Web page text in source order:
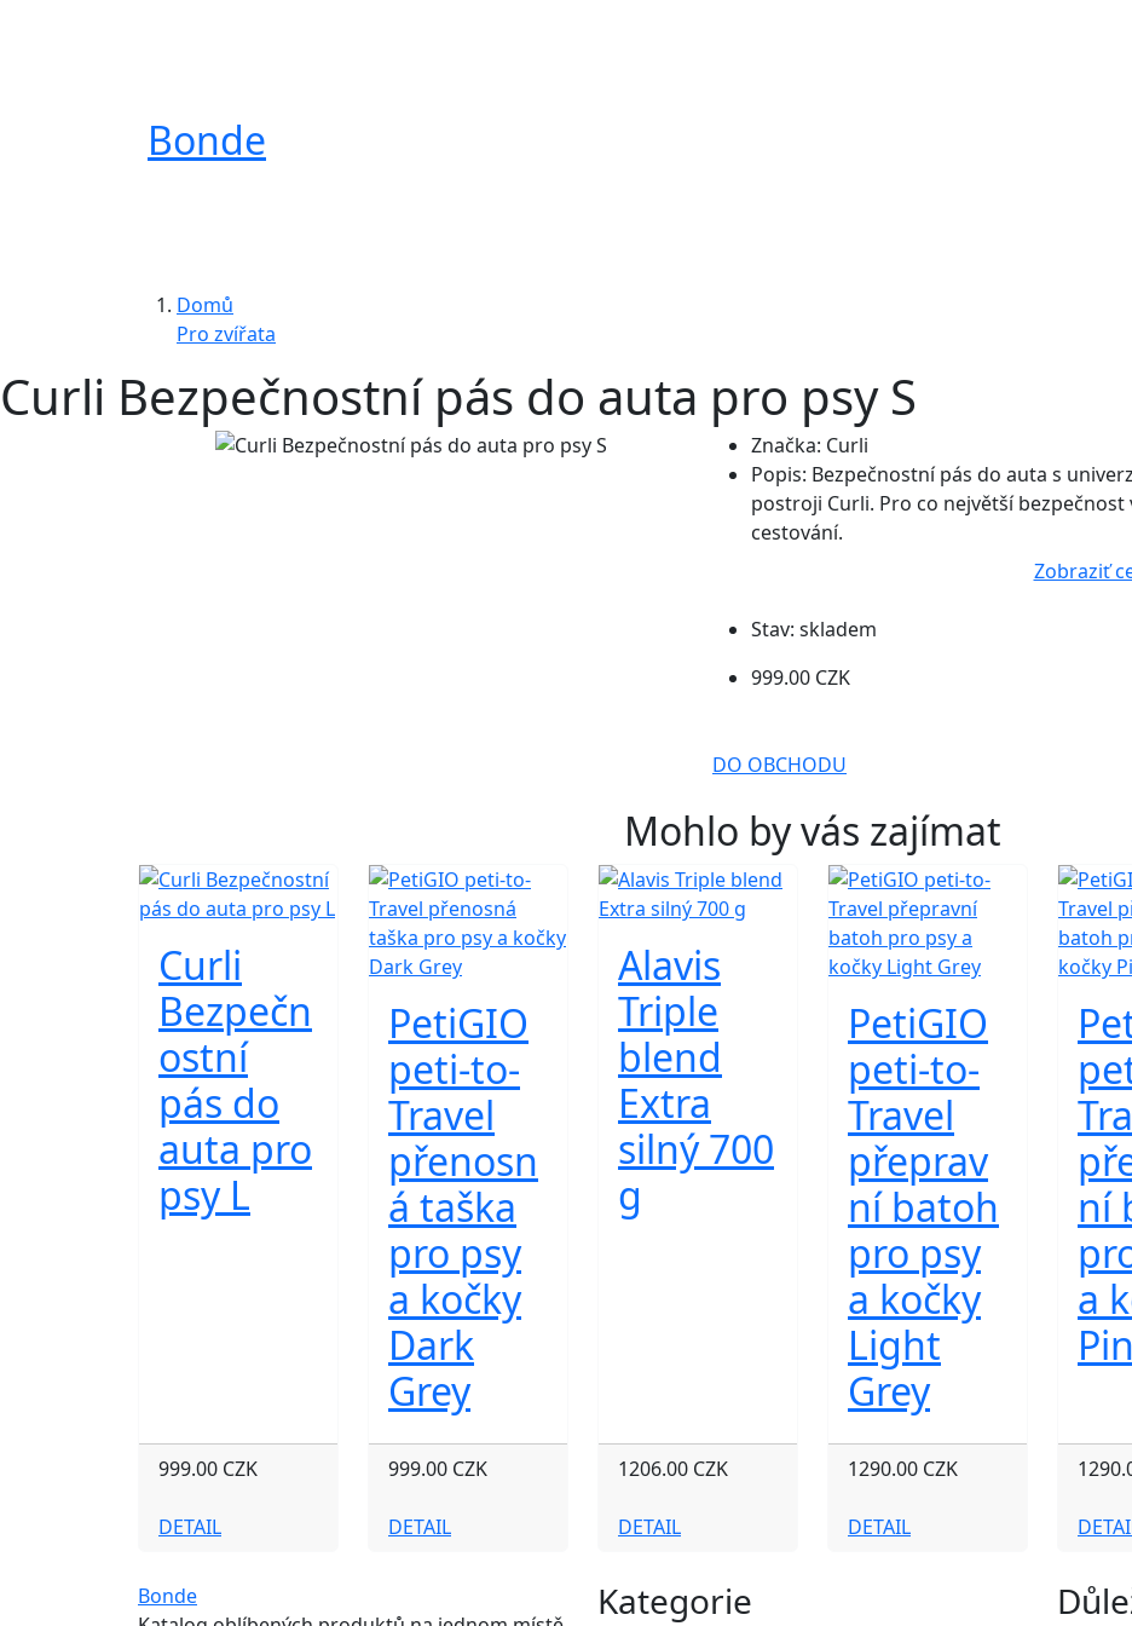
Bonde
Domů
Pro zvířata
Curli Bezpečnostní pás do auta pro psy S
Značka: Curli
Popis: Bezpečnostní pás do auta s
postroji Curli. Pro co největší
cestování.
Zobraziť
Stav: skladem
999.00 CZK
DO OBCHODU
Mohlo by vás zajímat
Curli
Bezpečn
ostní
pás do
auta pro
psy L
999.00 CZK
DETAIL
PetiGIO
peti-to-
Travel
přenosn
á taška
pro psy
a kočky
Dark
Grey
999.00 CZK
DETAIL
Alavis
Triple
blend
Extra
silný 700
g
1206.00 CZK
DETAIL
PetiGIO
peti-to-
Travel
přeprav
ní batoh
pro psy
a kočky
Light
Grey
1290.00 CZK
DETAIL
ní
a
Bonde
Kategorie